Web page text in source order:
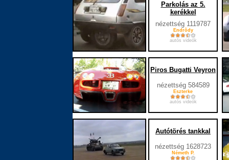
Parkolás az 5.
kerékkel
nézettség 1119787
Endrõdy
autós videók
Piros Bugatti Veyron
nézettség 584589
Eszterke
autós videók
Autótörés tankkal
nézettség 1628723
Németh P.